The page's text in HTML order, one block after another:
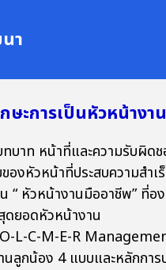
า
ะการเป็นหัวหน้างาน
บาท หน้าที่และความรับผิด
งหัวหน้าที่ประสบความสำ
“ หัวหน้างานมืออาชีพ” ที่อ
ดยอดหัวหน้างาน
L-C-M-E-R
นลูกน้อง 4 แบบและหลักกา